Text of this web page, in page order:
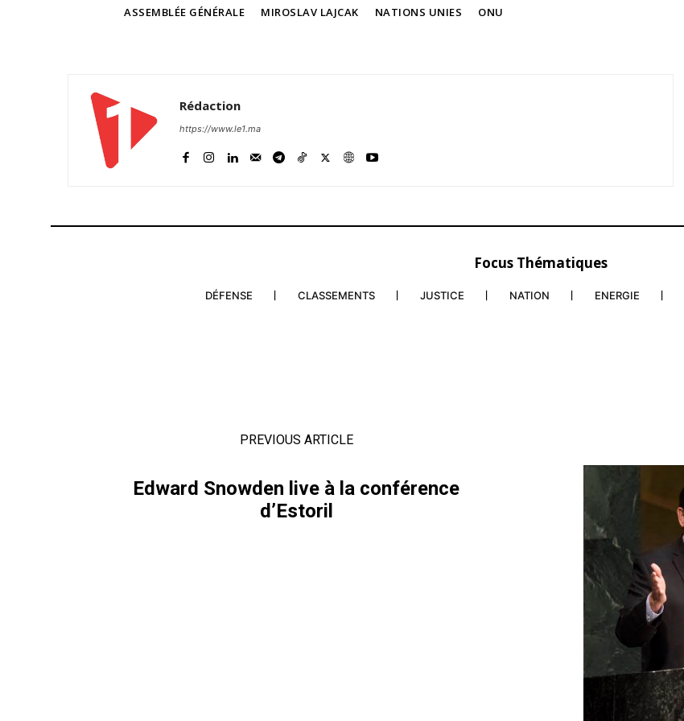
ASSEMBLÉE GÉNÉRALE MIROSLAV LAJCAK NATIONS UNIES ONU
Rédaction
https://www.le1.ma
Focus Thématiques
DÉFENSE CLASSEMENTS JUSTICE NATION ENERGIE
PREVIOUS ARTICLE
Edward Snowden live à la conférence
d’Estoril